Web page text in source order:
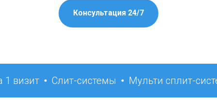
Консультация 24/7
Слит-системы Мульти сплит-системы